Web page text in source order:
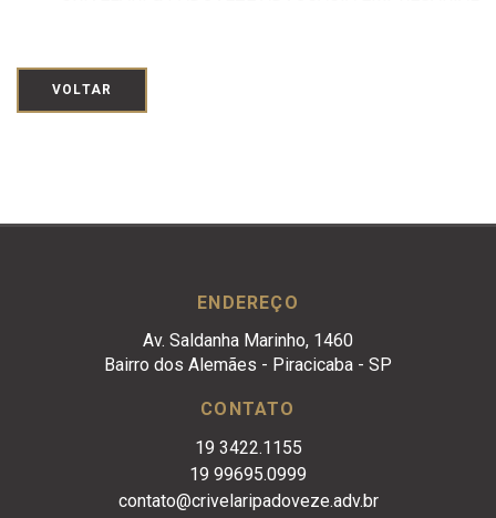
VOLTAR
ENDEREÇO
Av. Saldanha Marinho, 1460
Bairro dos Alemães - Piracicaba - SP
CONTATO
19 3422.1155
19 99695.0999
contato@crivelaripadoveze.adv.br